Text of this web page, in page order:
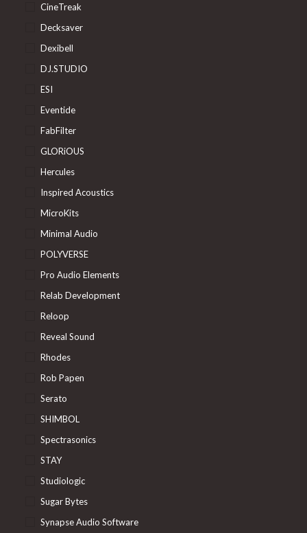
CineTreak
Decksaver
Dexibell
DJ.STUDIO
ESI
Eventide
FabFilter
GLORiOUS
Hercules
Inspired Acoustics
MicroKits
Minimal Audio
POLYVERSE
Pro Audio Elements
Relab Development
Reloop
Reveal Sound
Rhodes
Rob Papen
Serato
SHIMBOL
Spectrasonics
STAY
Studiologic
Sugar Bytes
Synapse Audio Software